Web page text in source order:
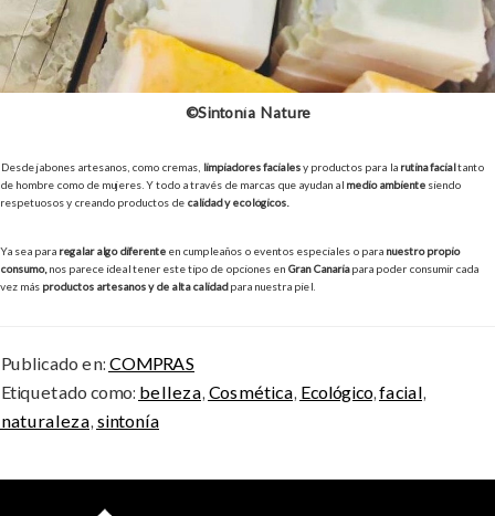
©Sintonía Nature
Desde jabones artesanos, como cremas, limpiadores facialesy productos para la rutina facialtanto
de hombre como de mujeres. Y todo a través de marcas que ayudan al medio ambiente siendo
respetuosos y creando productos de calidad y ecológicos.
Ya sea para regalar algo diferente en cumpleaños o eventos especiales o para nuestro propio
consumo, nos parece ideal tener este tipo de opciones en Gran Canariapara poder consumir cada
vez más productos artesanos y de alta calidadpara nuestra piel.
Publicado en: COMPRAS
Etiquetado como: belleza Cosmética Ecológico, facial
naturaleza sintonía